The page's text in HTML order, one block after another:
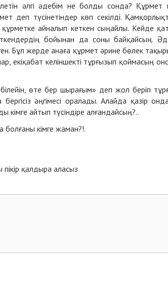
әлгі әдебім не болды сонда? Құрмет
деп түсінетіндер көп секілді.
айналып кеткен сыңайлы. Кейде
бойынан да соны байқайсың.
Бұл жерде анаға құрмет әрине бөлек
екіқабат келіншекті тұрғызып қоймасың
өте бер шырағым» деп жол беріп
әңгімесі оралады. Алайда қазір
айтып түсіндіре алғандайсың?..
кімге жаман?!.
қалдыра аласыз